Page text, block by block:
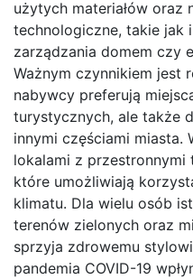
użytych materiałów oraz
technologiczne, takie jak
zarządzania domem czy
Ważnym czynnikiem jest
nabywcy preferują
turystycznych, ale także
innymi częściami miasta.
lokalami z przestronnymi
które umożliwiają
klimatu. Dla wielu osób
terenów zielonych oraz
sprzyja zdrowemu
pandemia COVID-19